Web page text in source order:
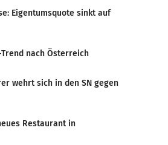
Eigentumsquote sinkt auf
nach Österreich
wehrt sich in den SN gegen
Restaurant in